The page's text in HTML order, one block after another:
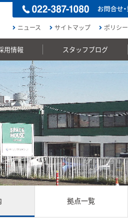
ニュース サイトマップ ポリシー
用情報 スタッフブログ
拠点一覧